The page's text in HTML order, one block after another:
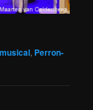
, Perron-